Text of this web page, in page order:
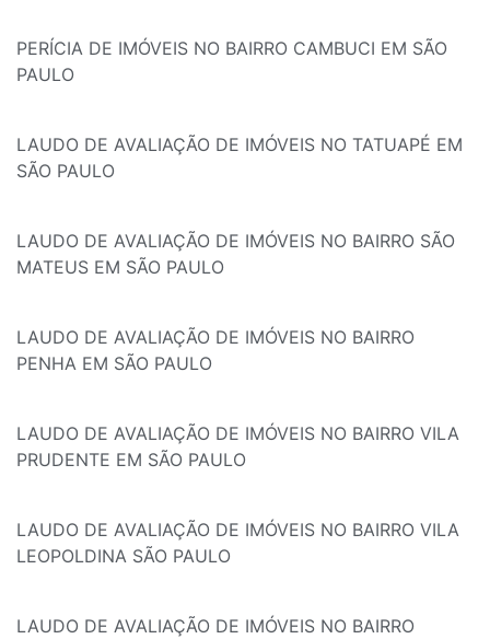
PERÍCIA DE IMÓVEIS NO BAIRRO CAMBUCI EM SÃO
PAULO
LAUDO DE AVALIAÇÃO DE IMÓVEIS NO TATUAPÉ EM
SÃO PAULO
LAUDO DE AVALIAÇÃO DE IMÓVEIS NO BAIRRO SÃO
MATEUS EM SÃO PAULO
LAUDO DE AVALIAÇÃO DE IMÓVEIS NO BAIRRO
PENHA EM SÃO PAULO
LAUDO DE AVALIAÇÃO DE IMÓVEIS NO BAIRRO VILA
PRUDENTE EM SÃO PAULO
LAUDO DE AVALIAÇÃO DE IMÓVEIS NO BAIRRO VILA
LEOPOLDINA SÃO PAULO
LAUDO DE AVALIAÇÃO DE IMÓVEIS NO BAIRRO